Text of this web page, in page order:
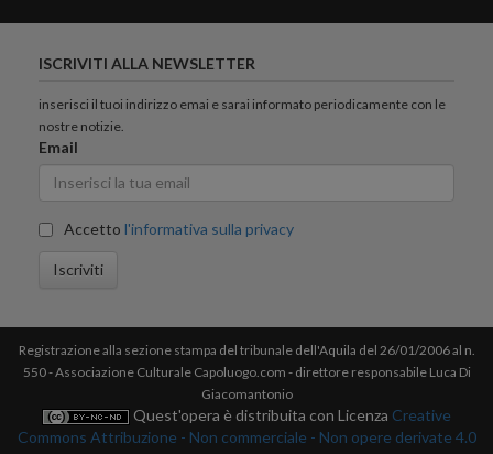
ISCRIVITI ALLA NEWSLETTER
inserisci il tuoi indirizzo emai e sarai informato periodicamente con le
nostre notizie.
Email
Accetto l'informativa sulla privacy
Iscriviti
Registrazione alla sezione stampa del tribunale dell'Aquila del 26/01/2006 al n.
550 - Associazione Culturale Capoluogo.com - direttore responsabile Luca Di
Giacomantonio
Quest'opera è distribuita con Licenza Creative
Commons Attribuzione - Non commerciale - Non opere derivate 4.0